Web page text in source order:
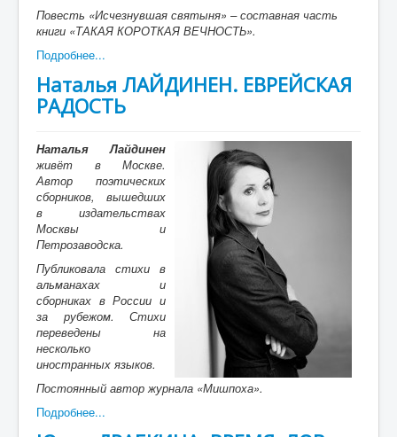
Повесть «Исчезнувшая святыня» – составная часть
книги «ТАКАЯ КОРОТКАЯ ВЕЧНОСТЬ».
Подробнее...
Наталья ЛАЙДИНЕН. ЕВРЕЙСКАЯ
РАДОСТЬ
Наталья Лайдинен
живёт в Москве.
Автор поэтических
сборников, вышедших
в издательствах
Москвы и
Петрозаводска.
Публиковала стихи в
альманахах и
сборниках в России и
за рубежом. Стихи
переведены на
несколько
иностранных языков.
Постоянный автор журнала «Мишпоха».
Подробнее...